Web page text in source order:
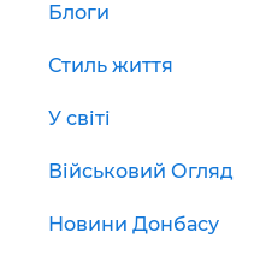
Блоги
Стиль життя
У світі
Військовий Огляд
Новини Донбасу